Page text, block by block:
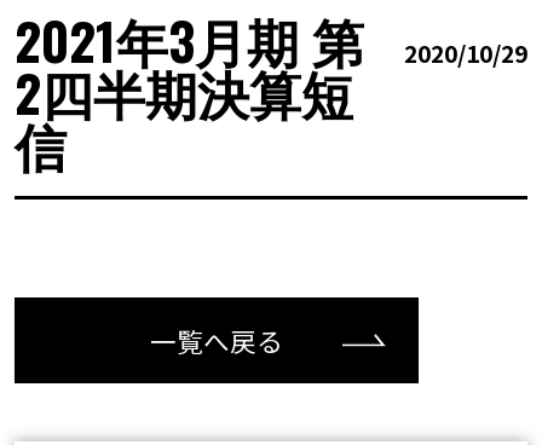
2021年3月期 第
2四半期決算短
信
2020/10/29
一覧へ戻る